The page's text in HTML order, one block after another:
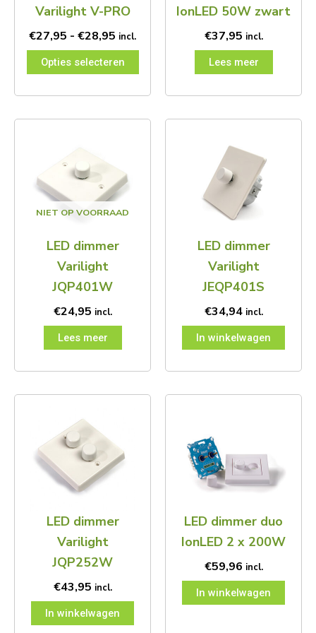
Varilight V-PRO
€27,95 - €28,95 incl.
Opties selecteren
worden
op
de
productpagina
IonLED 50W zwart
€37,95 incl.
Lees meer
NIET OP VOORRAAD
LED dimmer
Varilight
JQP401W
€24,95 incl.
Lees meer
LED dimmer
Varilight
JEQP401S
€34,94 incl.
In winkelwagen
LED dimmer
Varilight
JQP252W
€43,95 incl.
In winkelwagen
LED dimmer duo
IonLED 2 x 200W
€59,96 incl.
In winkelwagen